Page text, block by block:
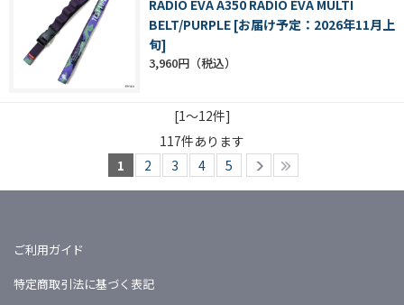
RADIO EVA A350 RADIO EVA MULTI
BELT/PURPLE [お届け予定：2026年11月上
旬]
3,960円
[1～12件]
117件あります
1
2 3 4 5
ご利用ガイド
特定商取引法に基づく表記